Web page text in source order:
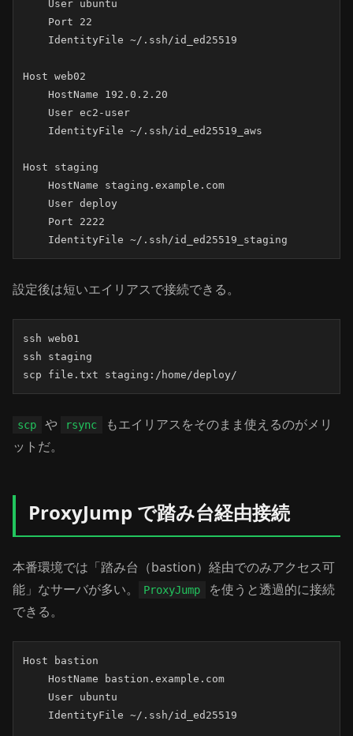
    User ubuntu
    Port 22
    IdentityFile ~/.ssh/id_ed25519
Host web02
    HostName 192.0.2.20
    User ec2-user
    IdentityFile ~/.ssh/id_ed25519_aws
Host staging
    HostName staging.example.com
    User deploy
    Port 2222
    IdentityFile ~/.ssh/id_ed25519_staging
設定後は短いエイリアスで接続できる。
ssh web01
ssh staging
scp file.txt staging:/home/deploy/
scp や rsync
もエイリアスをそのまま使えるのがメリ
ットだ。
ProxyJump で踏み台経由接続
本番環境では「踏み台（bastion）経由でのみアクセス可
能」なサーバが多い。
ProxyJump
を使うと透過的に接続
できる。
Host bastion
    HostName bastion.example.com
    User ubuntu
    IdentityFile ~/.ssh/id_ed25519